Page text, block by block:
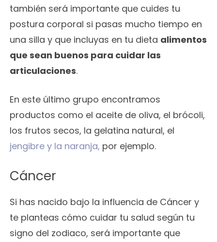
también será importante que cuides tu
postura corporal si pasas mucho tiempo en
una silla y que incluyas en tu dieta alimentos
que sean buenos para cuidar las
articulaciones.
En este último grupo encontramos
productos como el aceite de oliva, el brócoli,
los frutos secos, la gelatina natural, el
jengibre y la naranja, por ejemplo.
Cáncer
Si has nacido bajo la influencia de Cáncer y
te planteas cómo cuidar tu salud según tu
signo del zodiaco, será importante que